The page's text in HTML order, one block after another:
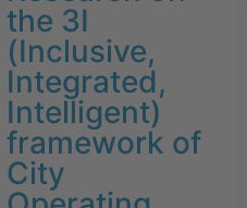
the 3I
(Inclusive,
Integrated,
Intelligent)
framework of
City